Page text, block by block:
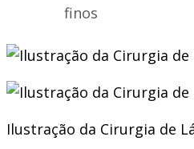
finos
Ilustração da Cirurgia de